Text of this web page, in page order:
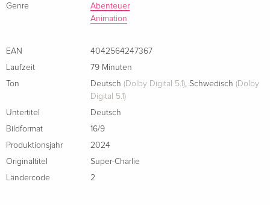
Genre
Abenteuer
Animation
EAN
4042564247367
Laufzeit
79 Minuten
Ton
Deutsch (Dolby Digital 5.1), Schwedisch (Dolby
Digital 5.1)
Untertitel
Deutsch
Bildformat
16/9
Produktionsjahr
2024
Originaltitel
Super-Charlie
Ländercode
2